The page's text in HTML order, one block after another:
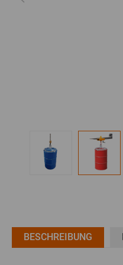
BESCHREIBUNG